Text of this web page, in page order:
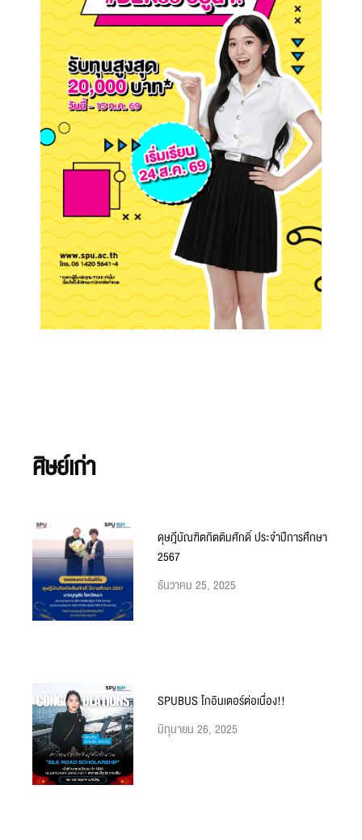
ศิษย์เก่า
ดุษฎีบัณฑิตกิตติมศักดิ์ ประจำปีการศึกษา
2567
ธันวาคม 25, 2025
SPUBUS โกอินเตอร์ต่อเนื่อง!!
มิถุนายน 26, 2025